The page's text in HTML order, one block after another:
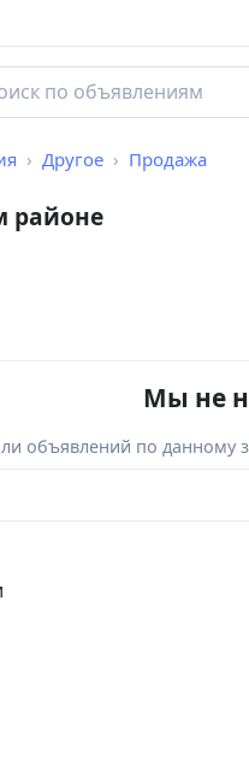
Другое Продажа
районе
Мы не
объявлений по данному